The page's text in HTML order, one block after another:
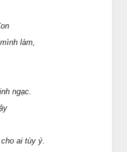
làm,
ngạc.
ai tùy ý.